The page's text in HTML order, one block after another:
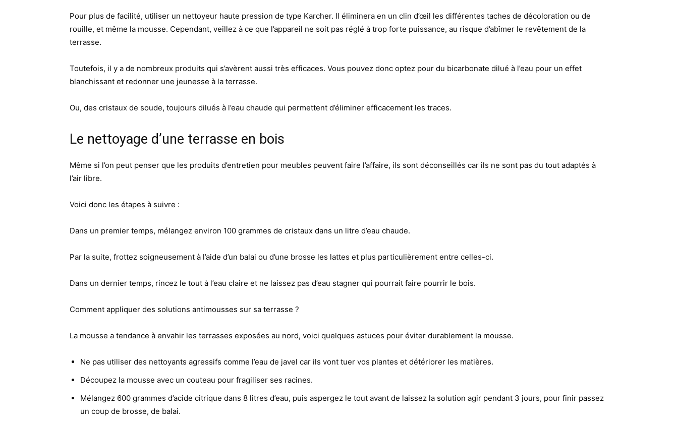
Pour plus de facilité, utiliser un nettoyeur haute pression de type Karcher. Il éliminera en un clin d’œil les différentes taches de décoloration ou de
rouille, et même la mousse. Cependant, veillez à ce que l’appareil ne soit pas réglé à trop forte puissance, au risque d’abîmer le revêtement de la
terrasse.
Toutefois, il y a de nombreux produits qui s’avèrent aussi très efficaces. Vous pouvez donc optez pour du bicarbonate dilué à l’eau pour un effet
blanchissant et redonner une jeunesse à la terrasse.
Ou, des cristaux de soude, toujours dilués à l’eau chaude qui permettent d’éliminer efficacement les traces.
Le nettoyage d’une terrasse en bois
Même si l’on peut penser que les produits d’entretien pour meubles peuvent faire l’affaire, ils sont déconseillés car ils ne sont pas du tout adaptés à
l’air libre.
Voici donc les étapes à suivre :
Dans un premier temps, mélangez environ 100 grammes de cristaux dans un litre d’eau chaude.
Par la suite, frottez soigneusement à l’aide d’un balai ou d’une brosse les lattes et plus particulièrement entre celles-ci.
Dans un dernier temps, rincez le tout à l’eau claire et ne laissez pas d’eau stagner qui pourrait faire pourrir le bois.
Comment appliquer des solutions antimousses sur sa terrasse ?
La mousse a tendance à envahir les terrasses exposées au nord, voici quelques astuces pour éviter durablement la mousse.
Ne pas utiliser des nettoyants agressifs comme l’eau de javel car ils vont tuer vos plantes et détériorer les matières.
Découpez la mousse avec un couteau pour fragiliser ses racines.
Mélangez 600 grammes d’acide citrique dans 8 litres d’eau, puis aspergez le tout avant de laissez la solution agir pendant 3 jours, pour finir passez
un coup de brosse, de balai.